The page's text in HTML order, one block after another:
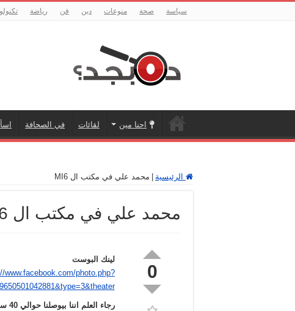
سياسة صحة منوعات دين فن رياضة
احنا مين لقائات في الصحافة
الرئيسية محمد علي في مكتب ال MI6
محمد علي في مكتب ال MI6
0
لينك البوست
www.facebook.com/photo.php?